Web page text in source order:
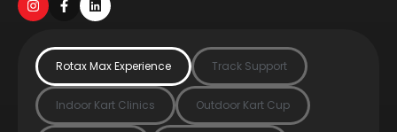
Rotax Max Experience Track Support
Indoor Kart Clinics Outdoor Kart Cup